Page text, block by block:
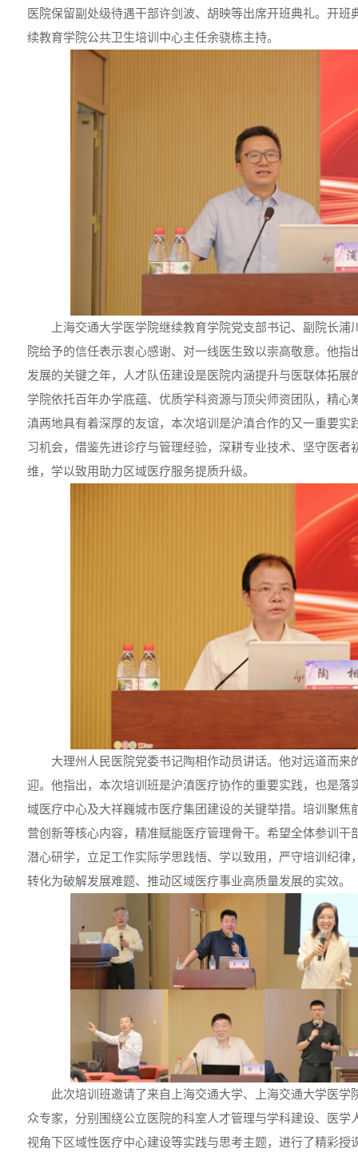
医院保留副处级待遇干部许剑波、胡映等出席开班典礼。开班
续教育学院公共卫生培训中心主任余骁栋主持。
上海交通大学医学院继续教育学院党支部书记、副院长
院给予的信任表示衷心感谢、对一线医生致以崇高敬意。他指
发展的关键之年，人才队伍建设是医院内涵提升与医联体拓展
学院依托百年办学底蕴、优质学科资源与顶尖师资团队，精心
滇两地具有着深厚的友谊，本次培训是沪滇合作的又一重要实
习机会，借鉴先进诊疗与管理经验，深耕专业技术、坚守医者
维，学以致用助力区域医疗服务提质升级。
大理州人民医院党委书记陶相作动员讲话。他对远道而来
迎。他指出，本次培训班是沪滇医疗协作的重要实践，也是落
域医疗中心及大祥巍城市医疗集团建设的关键举措。培训聚焦
营创新等核心内容，精准赋能医疗管理骨干。希望全体参训干
潜心研学，立足工作实际学思践悟、学以致用，严守培训纪律
转化为破解发展难题、推动区域医疗事业高质量发展的实效。
此次培训班邀请了来自上海交通大学、上海交通大学医学
众专家，分别围绕公立医院的科室人才管理与学科建设、医学
视角下区域性医疗中心建设等实践与思考主题，进行了精彩授